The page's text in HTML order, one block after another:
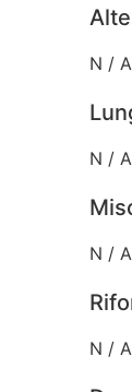
N / A
N / A
N / A
N / A